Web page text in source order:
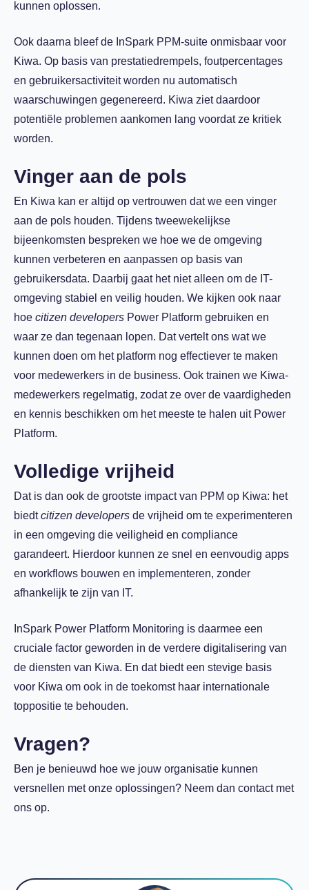
kunnen oplossen.
Ook daarna bleef de InSpark PPM-suite onmisbaar voor
Kiwa. Op basis van prestatiedrempels, foutpercentages
en gebruikersactiviteit worden nu automatisch
waarschuwingen gegenereerd. Kiwa ziet daardoor
potentiële problemen aankomen lang voordat ze kritiek
worden.
Vinger aan de pols
En Kiwa kan er altijd op vertrouwen dat we een vinger
aan de pols houden. Tijdens tweewekelijkse
bijeenkomsten bespreken we hoe we de omgeving
kunnen verbeteren en aanpassen op basis van
gebruikersdata. Daarbij gaat het niet alleen om de IT-
omgeving stabiel en veilig houden. We kijken ook naar
hoe citizen developers Power Platform gebruiken en
waar ze dan tegenaan lopen. Dat vertelt ons wat we
kunnen doen om het platform nog effectiever te maken
voor medewerkers in de business. Ook trainen we Kiwa-
medewerkers regelmatig, zodat ze over de vaardigheden
en kennis beschikken om het meeste te halen uit Power
Platform.
Volledige vrijheid
Dat is dan ook de grootste impact van PPM op Kiwa: het
biedt citizen developers de vrijheid om te experimenteren
in een omgeving die veiligheid en compliance
garandeert. Hierdoor kunnen ze snel en eenvoudig apps
en workflows bouwen en implementeren, zonder
afhankelijk te zijn van IT.
InSpark Power Platform Monitoring is daarmee een
cruciale factor geworden in de verdere digitalisering van
de diensten van Kiwa. En dat biedt een stevige basis
voor Kiwa om ook in de toekomst haar internationale
toppositie te behouden.
Vragen?
Ben je benieuwd hoe we jouw organisatie kunnen
versnellen met onze oplossingen? Neem dan contact met
ons op.